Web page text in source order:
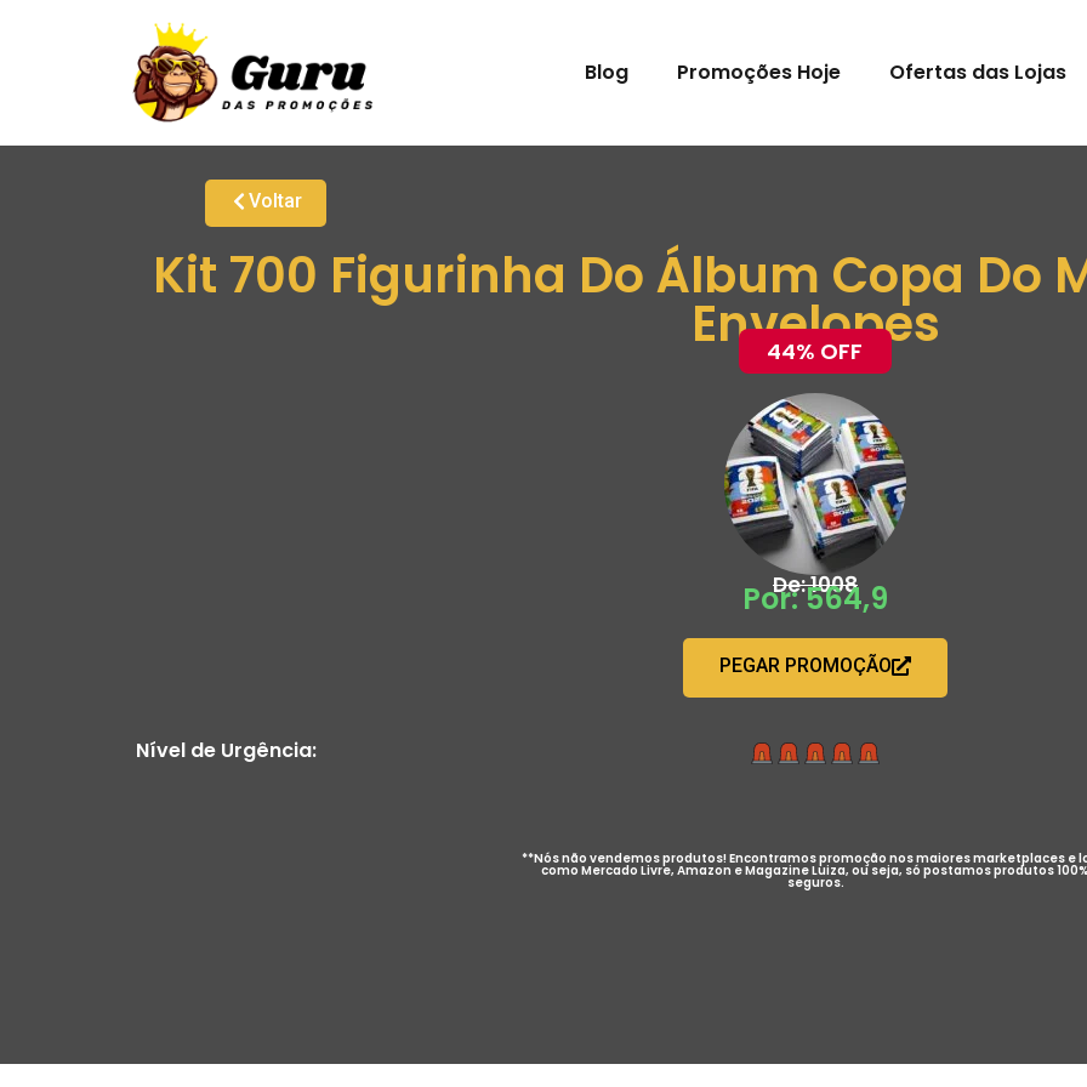
Blog Promoções Hoje Ofertas das Lojas
Voltar
Kit 700 Figurinha Do Álbum Copa Do
Envelopes
44% OFF
De: 1008
Por: 564,9
PEGAR PROMOÇÃO
Nível de Urgência:
**Nós não vendemos produtos! Encontramos promoção nos maiores marketplaces e
como Mercado Livre, Amazon e Magazine Luiza, ou seja, só postamos produtos 100%
seguros.